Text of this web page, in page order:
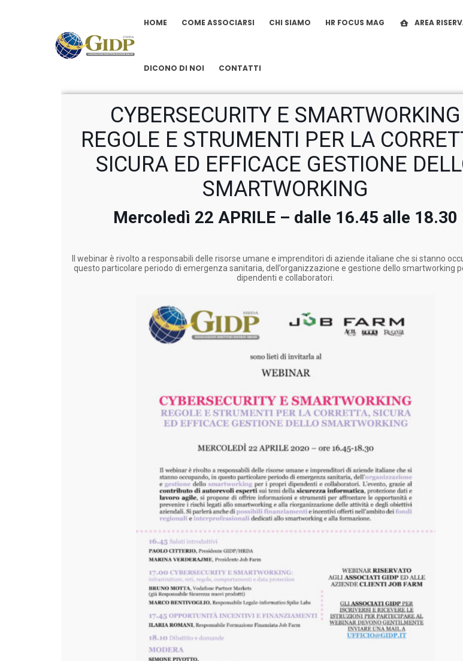
HOME COME ASSOCIARSI CHI SIAMO HR FOCUS MAG AREA
DICONO DI NOI CONTATTI
CYBERSECURITY E SMARTWORKING
REGOLE E STRUMENTI PER LA
SICURA ED EFFICACE GESTIONE
SMARTWORKING
Mercoledì 22 APRILE – dalle 16.45 alle 18.30
Il webinar è rivolto a responsabili delle risorse umane e imprenditori di aziende italiane che si stanno
questo particolare periodo di emergenza sanitaria, dell’organizzazione e gestione dello smartworking
dipendenti e collaboratori.